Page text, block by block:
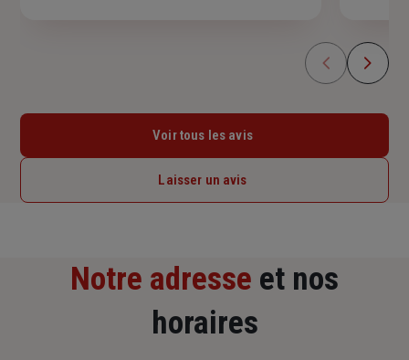
Voir tous les avis
Laisser un avis
Notre adresse et nos
horaires